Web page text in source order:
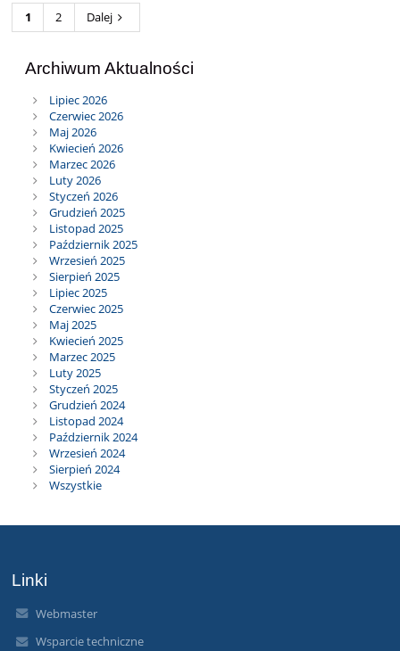
1 2 Dalej
Archiwum Aktualności
Lipiec 2026
Czerwiec 2026
Maj 2026
Kwiecień 2026
Marzec 2026
Luty 2026
Styczeń 2026
Grudzień 2025
Listopad 2025
Październik 2025
Wrzesień 2025
Sierpień 2025
Lipiec 2025
Czerwiec 2025
Maj 2025
Kwiecień 2025
Marzec 2025
Luty 2025
Styczeń 2025
Grudzień 2024
Listopad 2024
Październik 2024
Wrzesień 2024
Sierpień 2024
Wszystkie
Linki
Webmaster
Wsparcie techniczne